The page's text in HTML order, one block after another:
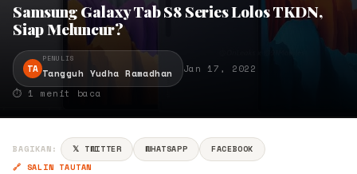
Samsung Galaxy Tab S8 Series Lolos TKDN,
Siap Meluncur?
TA
PENULIS
Tangguh Yudha Ramadhan
Jan 17, 2022
⏱ 1 menit baca
BAGIKAN: 𝕏 TWITTER WHATSAPP
FACEBOOK
🔗 SALIN TAUTAN